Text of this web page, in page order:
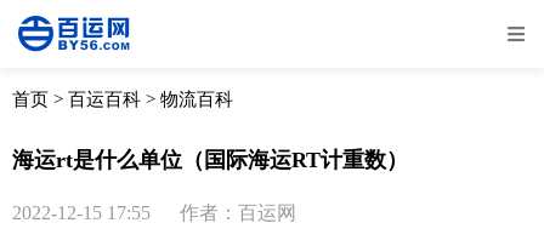
全部 物流资讯
取消
首页 > 百运百科 > 物流百科
海运rt是什么单位（国际海运RT计重数）
2022-12-15 17:55 作者：百运网